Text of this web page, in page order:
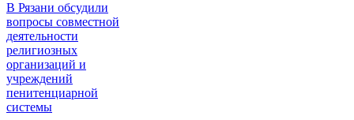
В Рязани обсудили
вопросы совместной
деятельности
религиозных
организаций и
учреждений
пенитенциарной
системы